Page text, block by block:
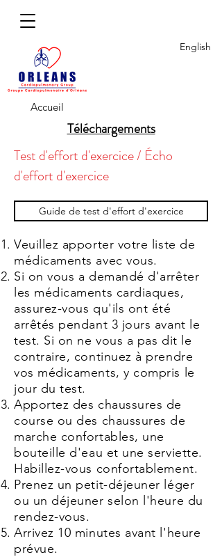
Accueil
English
Téléchargements
Test d'effort d'exercice / Écho
d'effort d'exercice
Guide de test d'effort d'exercice
Veuillez apporter votre liste de
médicaments avec vous.
Si on vous a demandé d'arrêter
les médicaments cardiaques,
assurez-vous qu'ils ont été
arrêtés pendant 3 jours avant le
test. Si on ne vous a pas dit le
contraire, continuez à prendre
vos médicaments, y compris le
jour du test.
Apportez des chaussures de
course ou des chaussures de
marche confortables, une
bouteille d'eau et une serviette.
Habillez-vous confortablement.
Prenez un petit-déjeuner léger
ou un déjeuner selon l'heure du
rendez-vous.
Arrivez 10 minutes avant l'heure
prévue.